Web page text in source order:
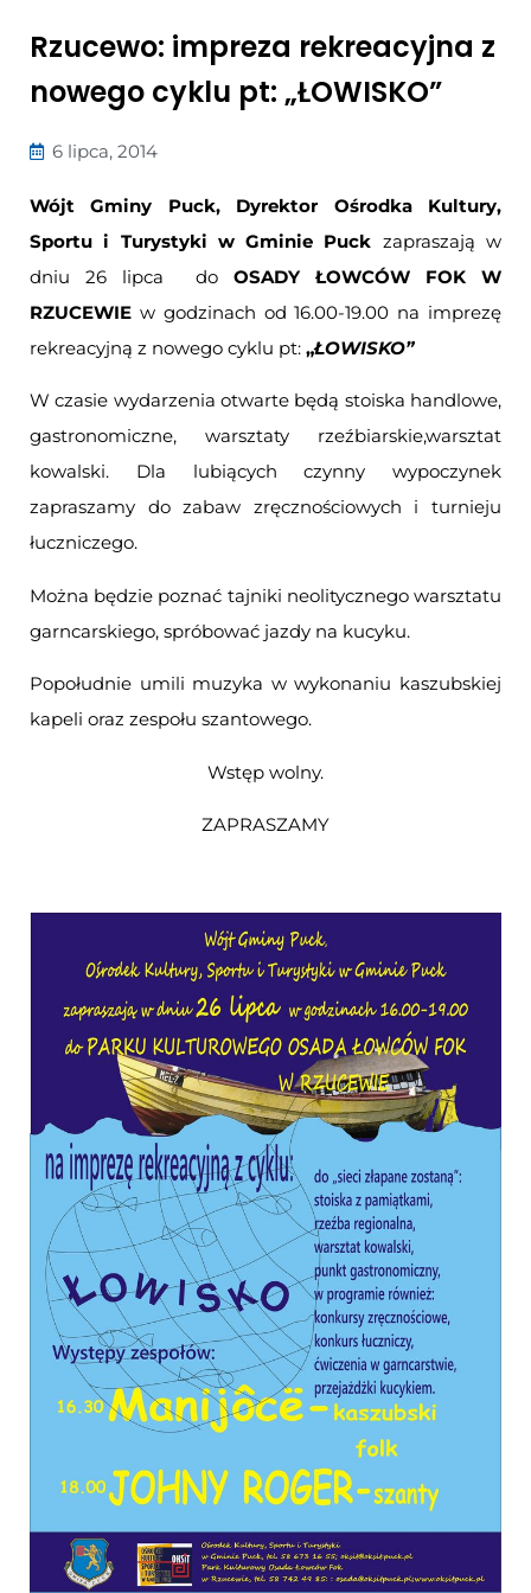
Rzucewo: impreza rekreacyjna z
nowego cyklu pt: „ŁOWISKO”
6 lipca, 2014
Wójt Gminy Puck, Dyrektor Ośrodka Kultury,
Sportu i Turystyki w Gminie Puck zapraszają w
dniu 26 lipca doOSADY ŁOWCÓW FOK W
RZUCEWIE w godzinach od 16.00-19.00 na imprezę
rekreacyjną z nowego cyklu pt: „ŁOWISKO”
W czasie wydarzenia otwarte będą stoiska handlowe,
gastronomiczne, warsztaty rzeźbiarskie,warsztat
kowalski. Dla lubiących czynny wypoczynek
zapraszamy do zabaw zręcznościowych i turnieju
łuczniczego.
Można będzie poznać tajniki neolitycznego warsztatu
garncarskiego, spróbować jazdy na kucyku.
Popołudnie umili muzyka w wykonaniu kaszubskiej
kapeli oraz zespołu szantowego.
Wstęp wolny.
ZAPRASZAMY